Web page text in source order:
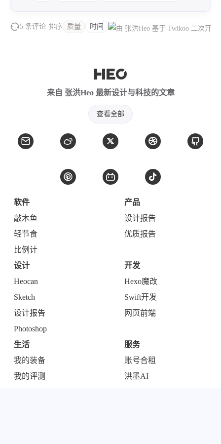
5 条评论 排序 质量 时间
来自 张洪Heo 最新设计与科技的文章
查看全部
软件
敲木鱼
轻节食
比例计
产品
设计报告
优质报告
设计
Heocan
Sketch
设计报告
Photoshop
开发
Hexo魔改
Swift开发
网页前端
生活
我的装备
我的评测
服务
账号合租
洪墨AI